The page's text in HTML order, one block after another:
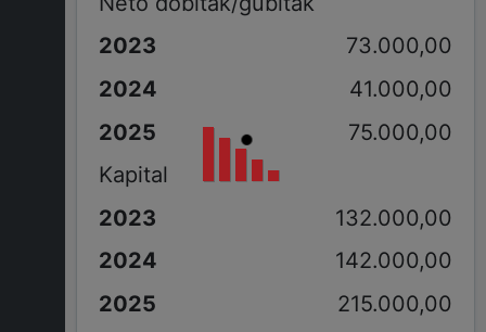
73.000,00
41.000,00
75.000,00
Kapital
132.000,00
142.000,00
215.000,00